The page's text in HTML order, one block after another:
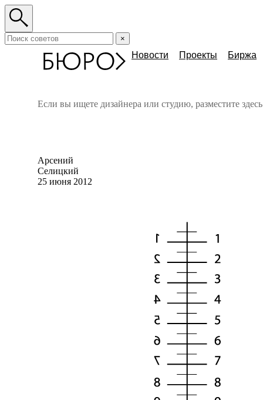
×
Новости Проекты Биржа
Если вы ищете дизайнера или студию, разместите
Арсений
Селицкий
25 июня 2012